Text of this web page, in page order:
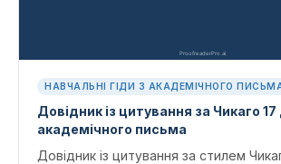
НАВЧАЛЬНІ ГІДИ З АКАДЕМІЧНОГО
Довідник із цитування за Чикаго 17
академічного письма
Довідник із цитування за стилем